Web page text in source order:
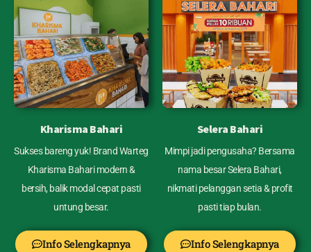
Kharisma Bahari
Sukses bareng yuk! Brand Warteg
Kharisma Bahari modern &
bersih, balik modal cepat pasti
untung besar.
Info Selengkapnya
Selera Bahari
Mimpi jadi pengusaha? Bersama
nama besar Selera Bahari,
nikmati pelanggan setia & profit
pasti tiap bulan.
Info Selengkapnya